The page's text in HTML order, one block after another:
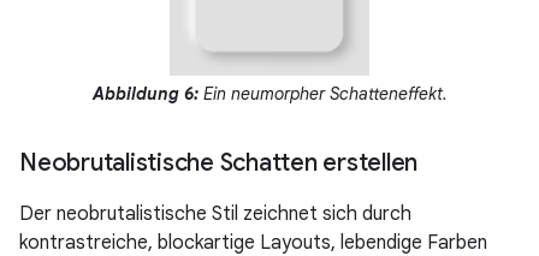
Abbildung 6:Ein neumorpher Schatteneffekt.
Neobrutalistische Schatten erstellen
Der neobrutalistische Stil zeichnet sich durch
kontrastreiche, blockartige Layouts, lebendige Farben